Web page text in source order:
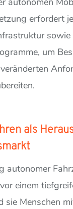
erfordert
sowie
um
als
autonomer
einem
sie Menschen